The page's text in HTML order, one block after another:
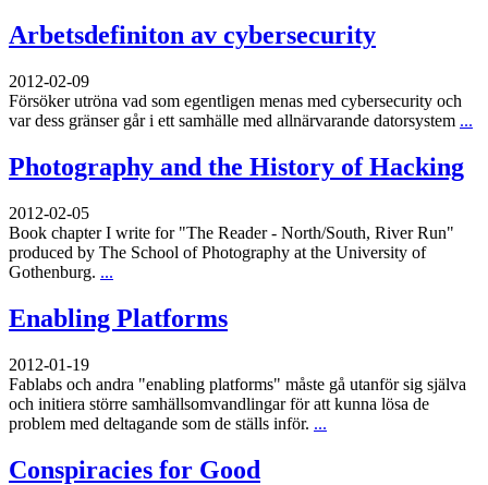
Arbetsdefiniton av cybersecurity
2012-02-09
Försöker utröna vad som egentligen menas med cybersecurity och
var dess gränser går i ett samhälle med allnärvarande datorsystem ...
Photography and the History of Hacking
2012-02-05
Book chapter I write for "The Reader - North/South, River Run"
produced by The School of Photography at the University of
Gothenburg. ...
Enabling Platforms
2012-01-19
Fablabs och andra "enabling platforms" måste gå utanför sig själva
och initiera större samhällsomvandlingar för att kunna lösa de
problem med deltagande som de ställs inför. ...
Conspiracies for Good